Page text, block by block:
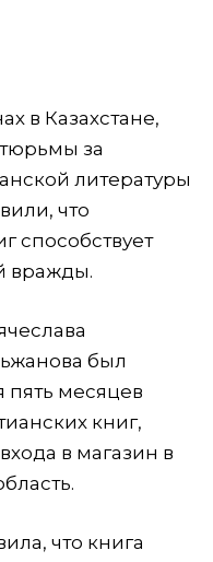
в Казахстане,
за
литературы
что
способствует
вражды.
был
пять месяцев
книг,
в магазин в
что книга